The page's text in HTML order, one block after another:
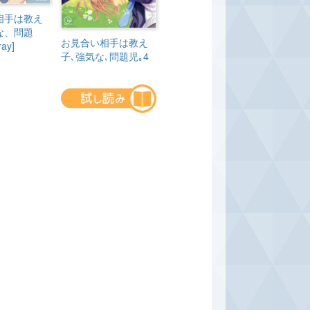
は教え
、問題
お見合い相手は教え
子､強気な､問題児｡4